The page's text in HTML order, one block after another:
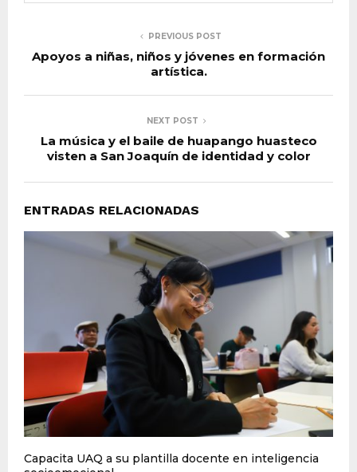
PREVIOUS POST
Apoyos a niñas, niños y jóvenes en formación
artística.
NEXT POST
La música y el baile de huapango huasteco
visten a San Joaquín de identidad y color
ENTRADAS RELACIONADAS
Capacita UAQ a su plantilla docente en inteligencia